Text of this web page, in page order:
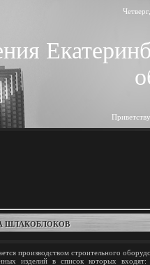
ШЛАКОБЛОКОВ
производством строительного
изделий в список которых